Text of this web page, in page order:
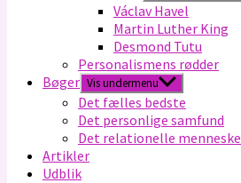
Václav Havel
Martin Luther King
Desmond Tutu
Personalismens rødder
Bøger Vis undermenu
Det fælles bedste
Det personlige samfund
Det relationelle menneske
Artikler
Udblik